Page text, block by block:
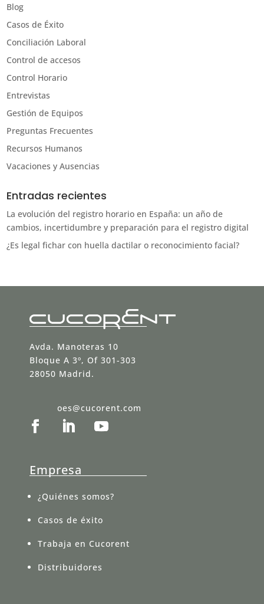
Blog
Casos de Éxito
Conciliación Laboral
Control de accesos
Control Horario
Entrevistas
Gestión de Equipos
Preguntas Frecuentes
Recursos Humanos
Vacaciones y Ausencias
Entradas recientes
La evolución del registro horario en España: un año de
cambios, incertidumbre y preparación para el registro digital
¿Es legal fichar con huella dactilar o reconocimiento facial?
Avda. Manoteras 10
Bloque A 3º, Of 301-303
28050 Madrid.
oes@cucorent.com
Empresa
¿Quiénes somos?
Casos de éxito
Trabaja en Cucorent
Distribuidores